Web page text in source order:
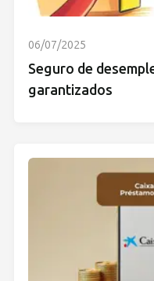
06/07/2025
Seguro de
garantizados